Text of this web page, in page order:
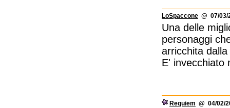
LoSpaccone @ 07/03/
Una delle
personaggi
arricchita
E' invecchiato
Requiem @ 04/02/